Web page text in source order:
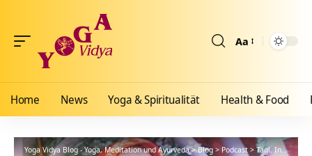
Aa
Home News Yoga & Spiritualität Health & Food
Yoga Vidya Blog - Yoga, Meditation und Ayurveda>Blog> Podcast> Tägl. Inspiration